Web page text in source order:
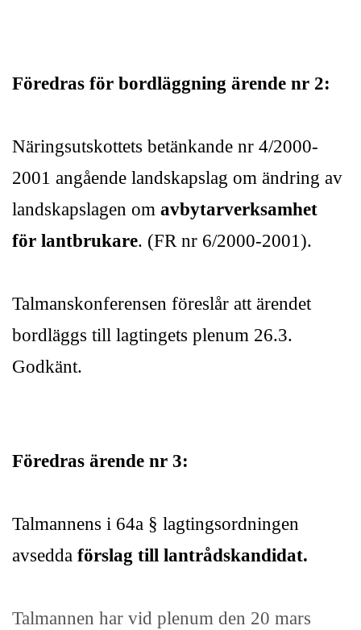
Föredras för bordläggning ärende nr 2:
Näringsutskottets betänkande nr 4/2000-
2001 angående landskapslag om ändring av
landskapslagen om avbytarverksamhet
för lantbrukare. (FR nr 6/2000-2001).
Talmanskonferensen föreslår att ärendet
bordläggs till lagtingets plenum 26.3.
Godkänt.
Föredras ärende nr 3:
Talmannens i 64a § lagtingsordningen
avsedda förslag till lantrådskandidat.
Talmannen har vid plenum den 20 mars